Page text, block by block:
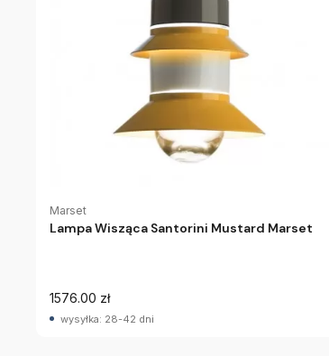
Marset
Lampa Wisząca Santorini Mustard Marset
1576.00 zł
wysyłka: 28-42 dni